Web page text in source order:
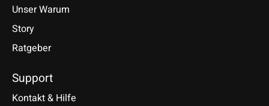
Unser Warum
Story
Ratgeber
Support
Kontakt & Hilfe